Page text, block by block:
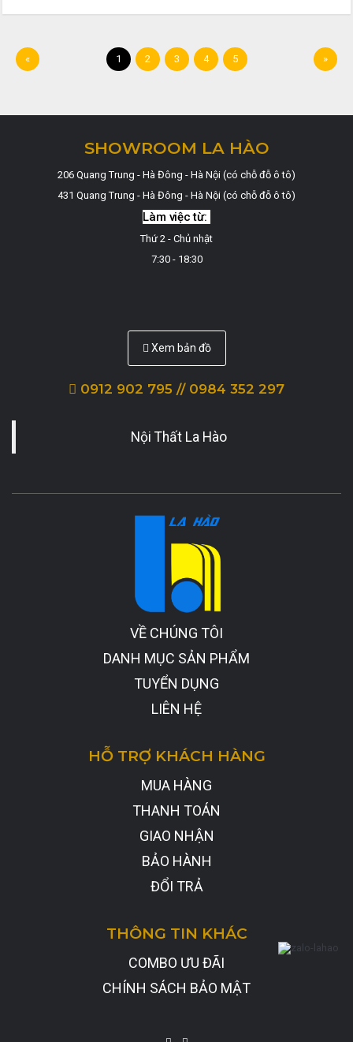
« 1 2 3 4 5 »
SHOWROOM LA HÀO
206 Quang Trung - Hà Đông - Hà Nội (có chỗ đỗ ô tô)
431 Quang Trung - Hà Đông - Hà Nội (có chỗ đỗ ô tô)
Làm việc từ:
Thứ 2 - Chủ nhật
7:30 - 18:30
Xem bản đồ
0912 902 795 // 0984 352 297
Nội Thất La Hào
VỀ CHÚNG TÔI
DANH MỤC SẢN PHẨM
TUYỂN DỤNG
LIÊN HỆ
HỖ TRỢ KHÁCH HÀNG
MUA HÀNG
THANH TOÁN
GIAO NHẬN
BẢO HÀNH
ĐỔI TRẢ
THÔNG TIN KHÁC
COMBO ƯU ĐÃI
CHÍNH SÁCH BẢO MẬT